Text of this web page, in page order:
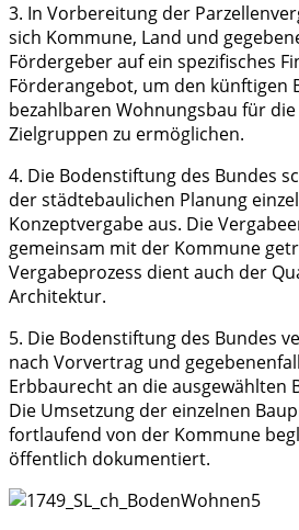
3. In Vorbereitung der
sich Kommune, Land und
Fördergeber auf ein spezifisches
Förderangebot, um den künftigen
bezahlbaren Wohnungsbau für
Zielgruppen zu ermöglichen.
4. Die Bodenstiftung des Bundes
der städtebaulichen Planung
Konzeptvergabe aus. Die
gemeinsam mit der Kommune
Vergabeprozess dient auch der
Architektur.
5. Die Bodenstiftung des Bundes
nach Vorvertrag und
Erbbaurecht an die ausgewählten
Die Umsetzung der einzelnen
fortlaufend von der Kommune
öffentlich dokumentiert.